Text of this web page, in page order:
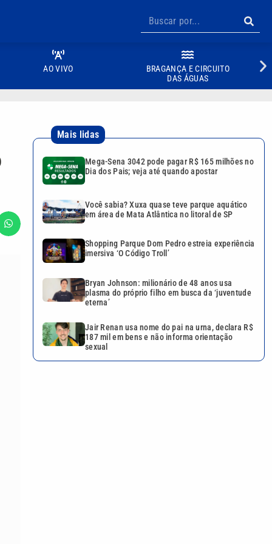
AO VIVO
BRAGANÇA E CIRCUITO
DAS ÁGUAS
Mais lidas
Mega-Sena 3042 pode pagar R$ 165 milhões no
Dia dos Pais; veja até quando apostar
Você sabia? Xuxa quase teve parque aquático
em área de Mata Atlântica no litoral de SP
Shopping Parque Dom Pedro estreia experiência
imersiva ‘O Código Troll’
Bryan Johnson: milionário de 48 anos usa
plasma do próprio filho em busca da ‘juventude
eterna’
Jair Renan usa nome do pai na urna, declara R$
187 mil em bens e não informa orientação
sexual